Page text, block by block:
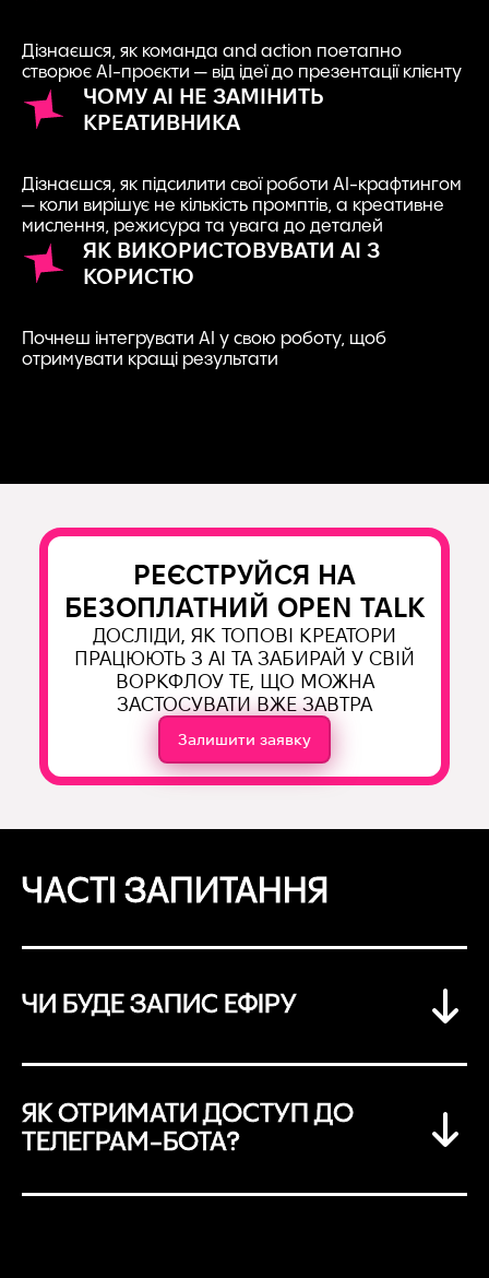
Дізнаєшся, як команда and action поетапно
створює AI-проєкти — від ідеї до презентації клієнту
ЧОМУ AI НЕ ЗАМІНИТЬ
КРЕАТИВНИКА
Дізнаєшся, як підсилити свої роботи AI-крафтингом
— коли вирішує не кількість промптів, а креативне
мислення, режисура та увага до деталей
ЯК ВИКОРИСТОВУВАТИ AI З
КОРИСТЮ
Почнеш інтегрувати AI у свою роботу, щоб
отримувати кращі результати
РЕЄСТРУЙСЯ НА
БЕЗОПЛАТНИЙ OPEN TALK
ДОСЛІДИ, ЯК ТОПОВІ КРЕАТОРИ
ПРАЦЮЮТЬ З AI ТА ЗАБИРАЙ У СВІЙ
ВОРКФЛОУ ТЕ, ЩО МОЖНА
ЗАСТОСУВАТИ ВЖЕ ЗАВТРА
Залишити заявку
ЧАСТІ ЗАПИТАННЯ
ЧИ БУДЕ ЗАПИС ЕФІРУ
ЯК ОТРИМАТИ ДОСТУП ДО
ТЕЛЕГРАМ-БОТА?